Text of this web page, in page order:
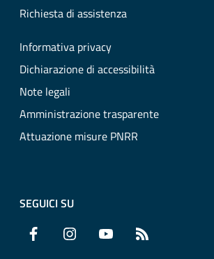
Richiesta di assistenza
Informativa privacy
Dichiarazione di accessibilità
Note legali
Amministrazione trasparente
Attuazione misure PNRR
SEGUICI SU
Facebook Instagram YouTube